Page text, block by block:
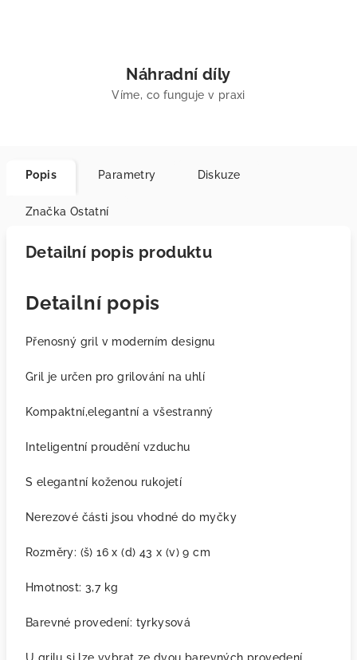
Náhradní díly
Víme, co funguje v praxi
Popis Parametry Diskuze
Značka Ostatní
Detailní popis produktu
Detailní popis
Přenosný gril v moderním designu
Gril je určen pro grilování na uhlí
Kompaktní,elegantní a všestranný
Inteligentní proudění vzduchu
S elegantní koženou rukojetí
Nerezové části jsou vhodné do myčky
Rozměry: (š) 16 x (d) 43 x (v) 9 cm
Hmotnost: 3,7 kg
Barevné provedení: tyrkysová